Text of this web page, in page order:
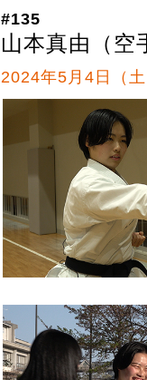
#135
山本真由（空
2024年5月4日（